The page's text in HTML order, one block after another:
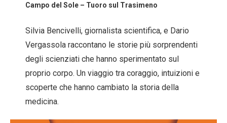
Campo del Sole – Tuoro sul Trasimeno
Silvia Bencivelli, giornalista scientifica, e Dario
Vergassola raccontano le storie più sorprendenti
degli scienziati che hanno sperimentato sul
proprio corpo. Un viaggio tra coraggio, intuizioni e
scoperte che hanno cambiato la storia della
medicina.